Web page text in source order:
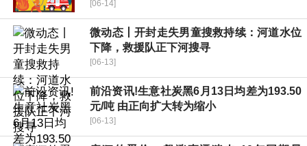
[06-14]
微动态丨开封走失男童搜救持续：河道水位
下降，救援队正下河搜寻
[06-13]
前沿资讯!生意社炭黑6月13日均差为193.50
元/吨 由正向扩大转为缩小
[06-13]